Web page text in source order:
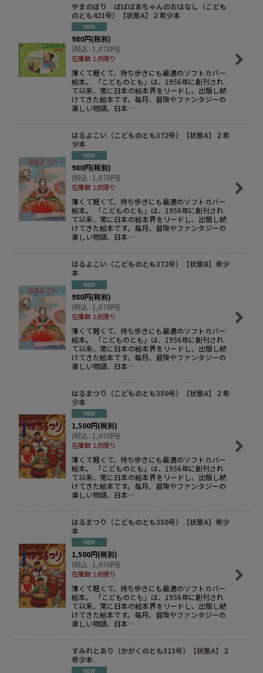
やまのぼり ばばばあちゃんのおはなし（こども
のとも421号）【状態A】２希少本
980円(税別)
(税込: 1,078円)
在庫数 1点限り
薄くて軽くて、持ち歩きにも最適のソフトカバー
絵本。 「こどものとも」は、1956年に創刊され
て以来、常に日本の絵本界をリードし、出版し続
けてきた絵本です。毎月、冒険やファンタジーの
楽しい物語、日本…
はるよこい（こどものとも372号）【状態A】２希
少本
980円(税別)
(税込: 1,078円)
在庫数 1点限り
薄くて軽くて、持ち歩きにも最適のソフトカバー
絵本。 「こどものとも」は、1956年に創刊され
て以来、常に日本の絵本界をリードし、出版し続
けてきた絵本です。毎月、冒険やファンタジーの
楽しい物語、日本…
はるよこい（こどものとも372号）【状態B】希少
本
980円(税別)
(税込: 1,078円)
在庫数 1点限り
薄くて軽くて、持ち歩きにも最適のソフトカバー
絵本。 「こどものとも」は、1956年に創刊され
て以来、常に日本の絵本界をリードし、出版し続
けてきた絵本です。毎月、冒険やファンタジーの
楽しい物語、日本…
はるまつり（こどものとも350号）【状態A】２希
少本
1,500円(税別)
(税込: 1,650円)
在庫数 1点限り
薄くて軽くて、持ち歩きにも最適のソフトカバー
絵本。 「こどものとも」は、1956年に創刊され
て以来、常に日本の絵本界をリードし、出版し続
けてきた絵本です。毎月、冒険やファンタジーの
楽しい物語、日本…
はるまつり（こどものとも350号）【状態A】希少
本
1,500円(税別)
(税込: 1,650円)
在庫数 1点限り
薄くて軽くて、持ち歩きにも最適のソフトカバー
絵本。 「こどものとも」は、1956年に創刊され
て以来、常に日本の絵本界をリードし、出版し続
けてきた絵本です。毎月、冒険やファンタジーの
楽しい物語、日本…
すみれとあり（かがくのとも313号）【状態A】２
希少本